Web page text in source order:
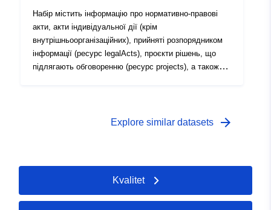
Набір містить інформацію про нормативно-правові
акти, акти індивідуальної дії (крім
внутрішньоорганізаційних), прийняті розпорядником
інформації (ресурс legalActs), проєкти рішень, що
підлягають обговоренню (ресурс projects), а також
Explore similar datasets arrow_forward
Kvalitet